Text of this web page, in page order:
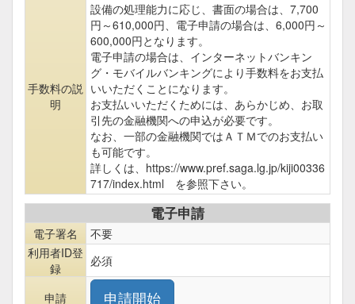
手数料の説
明
設備の処理能力に応じ、書面の場合は、7,700
円～610,000円、電子申請の場合は、6,000円～
600,000円となります。
電子申請の場合は、インターネットバンキン
グ・モバイルバンキングにより手数料をお支払
いいただくことになります。
お支払いいただくためには、あらかじめ、お取
引先の金融機関への申込が必要です。
なお、一部の金融機関ではＡＴＭでのお支払い
も可能です。
詳しくは、https://www.pref.saga.lg.jp/kiji00336
717/index.html を参照下さい。
電子申請
電子署名
不要
利用者ID登
録
必須
申請